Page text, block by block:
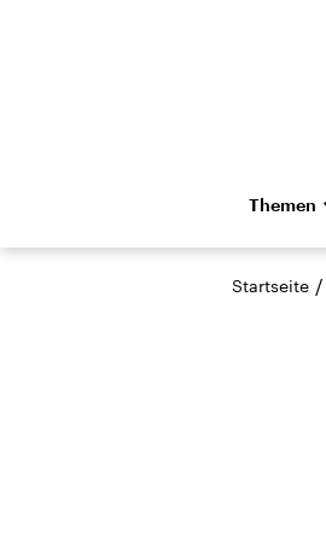
Themen
Die
Hörspiel
Startseite /